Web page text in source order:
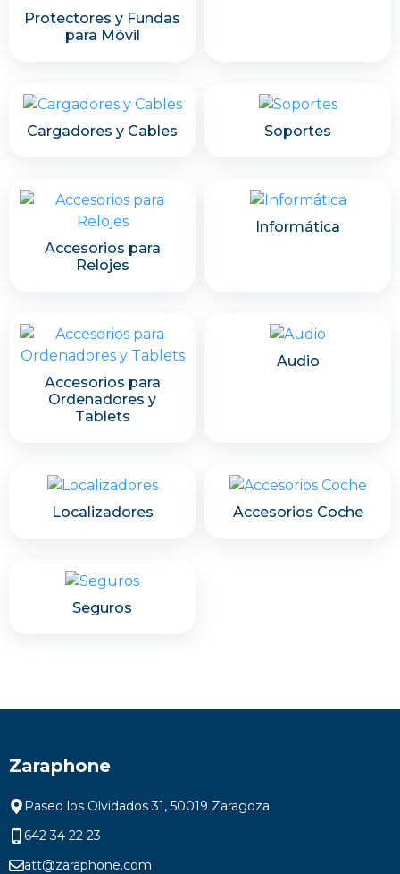
Protectores y Fundas
para Móvil
Cargadores y Cables Soportes
Accesorios para
Relojes
Informática
Accesorios para
Ordenadores y
Tablets
Audio
Localizadores Accesorios Coche
Seguros
Zaraphone
Paseo los Olvidados 31, 50019 Zaragoza
642 34 22 23
att@zaraphone.com